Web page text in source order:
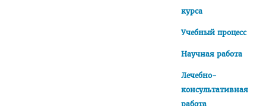
курса
Учебный процесс
Научная работа
Лечебно-
консультативная
работа